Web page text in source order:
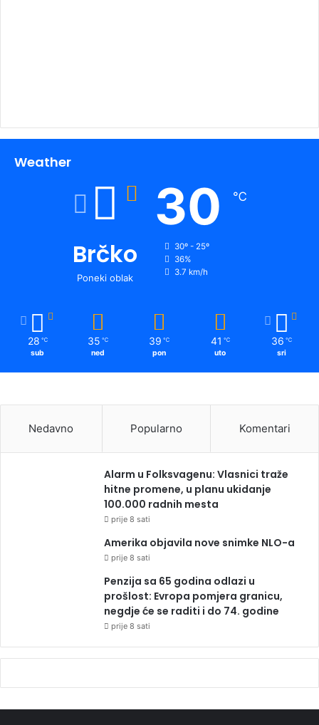
Weather
Brčko
Poneki oblak
30 ℃
30º - 25º
36%
3.7 km/h
28 ℃
sub
35 ℃
ned
39 ℃
pon
41 ℃
uto
36 ℃
sri
Nedavno Popularno Komentari
Alarm u Folksvagenu: Vlasnici traže
hitne promene, u planu ukidanje
100.000 radnih mesta
prije 8 sati
Amerika objavila nove snimke NLO-a
prije 8 sati
Penzija sa 65 godina odlazi u
prošlost: Evropa pomjera granicu,
negdje će se raditi i do 74. godine
prije 8 sati